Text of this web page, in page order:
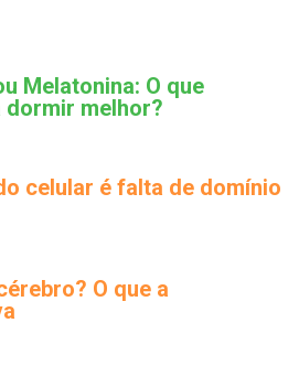
Melatonina: O que
dormir melhor?
celular é falta de domínio
O que a